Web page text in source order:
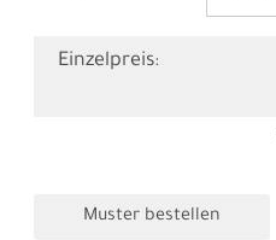
Einzelpreis:
Muster bestellen